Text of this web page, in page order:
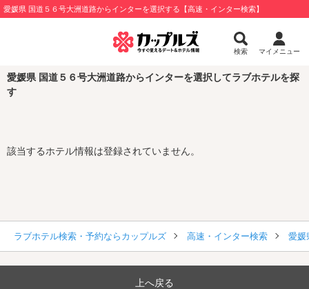
愛媛県 国道５６号大洲道路からインターを選択する【高速・インター検索】
検索 マイメニュー
愛媛県 国道５６号大洲道路からインターを選択してラブホテルを探
す
該当するホテル情報は登録されていません。
ラブホテル検索・予約ならカップルズ 高速・インター検索 愛媛
上へ戻る